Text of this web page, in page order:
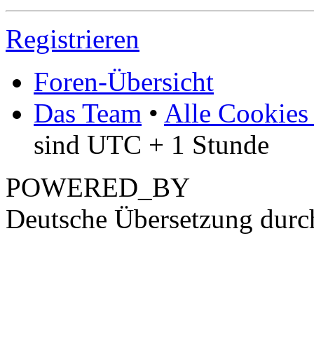
Registrieren
Foren-Übersicht
Das Team • Alle Cookies
sind UTC + 1 Stunde
POWERED_BY
Deutsche Übersetzung